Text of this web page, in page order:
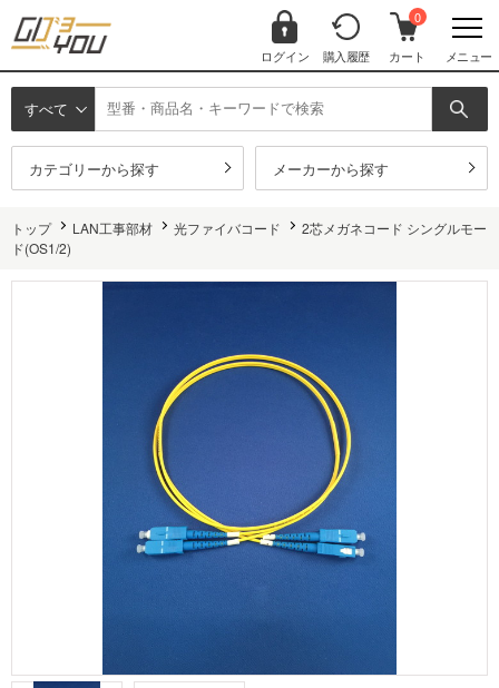
ログイン 購入履歴
0
カート メニュー
すべて
カテゴリーから探す メーカーから探す
トップ LAN工事部材 光ファイバコード
2芯メガネコード シングルモー
ド(OS1/2)